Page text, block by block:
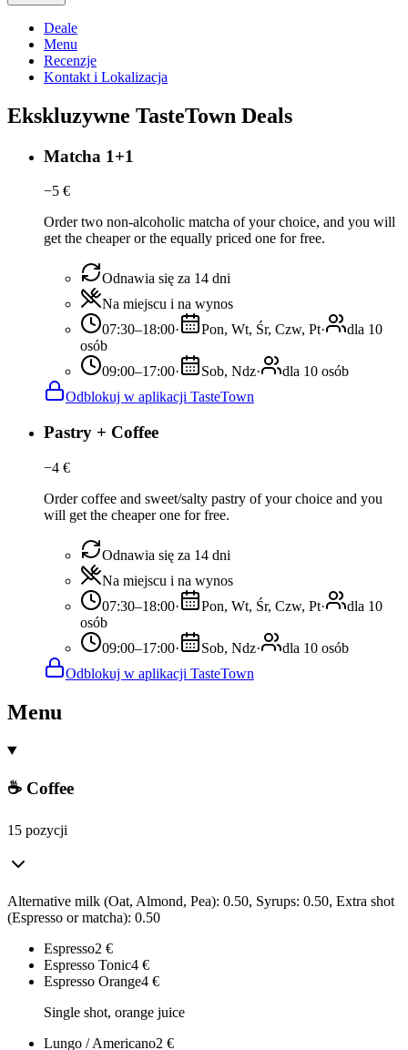
Deale
Menu
Recenzje
Kontakt i Lokalizacja
Ekskluzywne TasteTown Deals
Matcha 1+1
−5 €
Order two non-alcoholic matcha of your choice, and you will
get the cheaper or the equally priced one for free.
Odnawia się za 14 dni
Na miejscu i na wynos
07:30–18:00· Pon, Wt, Śr, Czw, Pt·
dla 10
osób
09:00–17:00· Sob, Ndz·
dla 10 osób
Odblokuj w aplikacji TasteTown
Pastry + Coffee
−4 €
Order coffee and sweet/salty pastry of your choice and you
will get the cheaper one for free.
Odnawia się za 14 dni
Na miejscu i na wynos
07:30–18:00· Pon, Wt, Śr, Czw, Pt·
dla 10
osób
09:00–17:00· Sob, Ndz·
dla 10 osób
Odblokuj w aplikacji TasteTown
Menu
☕ Coffee
15 pozycji
Alternative milk (Oat, Almond, Pea): 0.50, Syrups: 0.50, Extra shot
(Espresso or matcha): 0.50
Espresso2 €
Espresso Tonic4 €
Espresso Orange4 €
Single shot, orange juice
Lungo / Americano2 €